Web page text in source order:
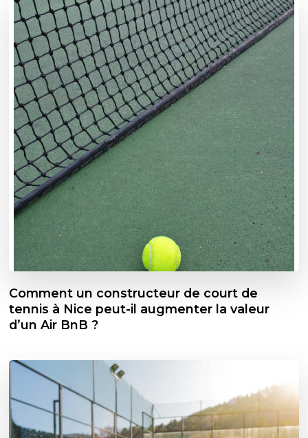
Comment un constructeur de court de
tennis à Nice peut-il augmenter la valeur
d’un Air BnB ?